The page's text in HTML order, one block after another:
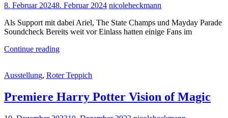
Posted
8. Februar 20248. Februar 2024 nicoleheckmann
Als Support mit dabei Ariel, The State Champs und Mayday Parade
Soundcheck Bereits weit vor Einlass hatten einige Fans im
Continue readingSimple
im
Palladium
Cat
Ausstellung, Roter Teppich
Premiere Harry Potter Vision of Magic